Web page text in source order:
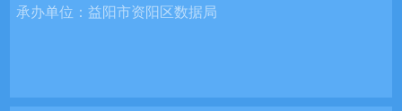
承办单位：益阳市资阳区数据局